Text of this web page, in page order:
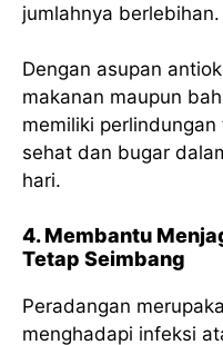
jumlahnya berlebihan.
Dengan asupan
makanan maupun
memiliki
sehat dan bugar
hari.
4. Membantu
Tetap Seimbang
Peradangan
menghadapi infeksi